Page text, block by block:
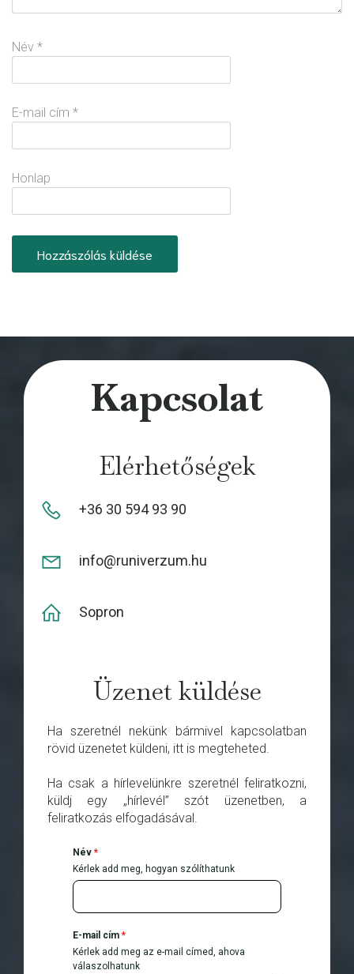
Név *
E-mail cím *
Honlap
Kapcsolat
Elérhetőségek
+36 30 594 93 90
info@runiverzum.hu
Sopron
Üzenet küldése
Ha szeretnél nekünk bármivel kapcsolatban
rövid üzenetet küldeni, itt is megteheted.
Ha csak a hírlevelünkre szeretnél feliratkozni,
küldj egy „hírlevél” szót üzenetben, a
feliratkozás elfogadásával.
Név *
Kérlek add meg, hogyan szólíthatunk
E-mail cím *
Kérlek add meg az e-mail címed, ahova
válaszolhatunk